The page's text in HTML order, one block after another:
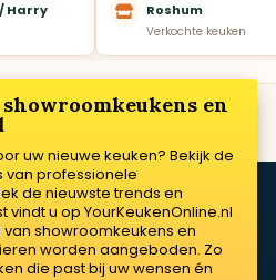
Harry
Roshum
Verkochte keuken
en
uw nieuwe keuken? Bekijk de
van professionele
de nieuwste trends en
u op YourKeukenOnline.nl
showroomkeukens en
worden aangeboden. Zo
die past bij uw wensen én